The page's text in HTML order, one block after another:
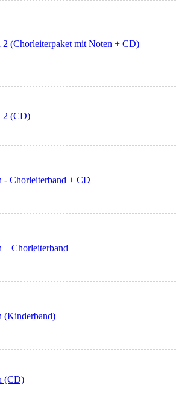
(Chorleiterpaket mit Noten + CD)
2 (CD)
- Chorleiterband + CD
– Chorleiterband
(Kinderband)
(CD)